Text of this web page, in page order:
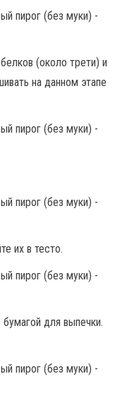
(около трети) и
на данном этапе
их в тесто.
для выпечки.